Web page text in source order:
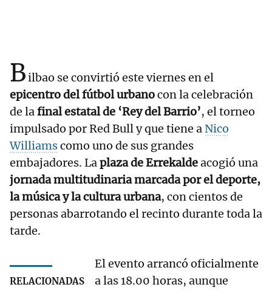
Bilbao se convirtió este viernes en el
epicentro del fútbol urbanocon la celebración
de lafinal estatal de ‘Rey del Barrio’, el torneo
impulsado por Red Bull y que tiene a Nico
Williamscomo uno de sus grandes
embajadores. Laplaza de Errekaldeacogió una
jornada multitudinaria marcada por el deporte,
la música y la cultura urbana, con cientos de
personas abarrotando el recinto durante toda la
tarde.
RELACIONADAS
El evento arrancó oficialmente
a las 18.00 horas, aunque